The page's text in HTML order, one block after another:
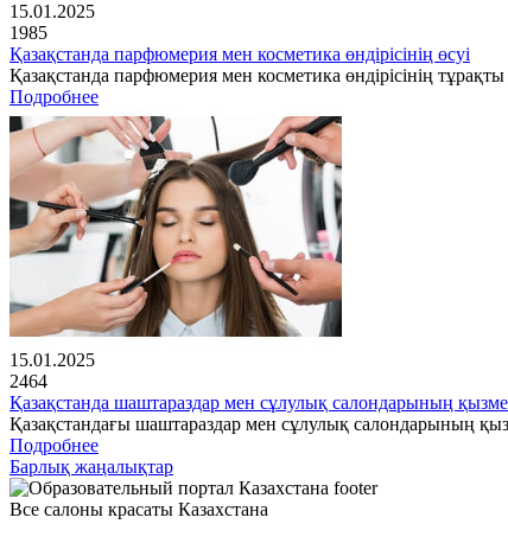
15.01.2025
1985
Қазақстанда парфюмерия мен косметика өндірісінің өсуі
Қазақстанда парфюмерия мен косметика өндірісінің
Подробнее
15.01.2025
2464
Қазақстанда шаштараздар мен сұлулық салондарының
Қазақстандағы шаштараздар мен сұлулық салондарының
Подробнее
Барлық жаңалықтар
Все салоны красаты Казахстана